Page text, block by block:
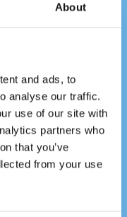
About
and ads, to
analyse our traffic.
use of our site with
partners who
that you’ve
from your use
modell så
samt
ett mer hälsosamt
genomgått en
och